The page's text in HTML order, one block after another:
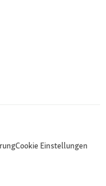
Cookie Einstellungen